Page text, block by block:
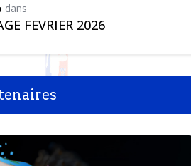
dans
FEVRIER 2026